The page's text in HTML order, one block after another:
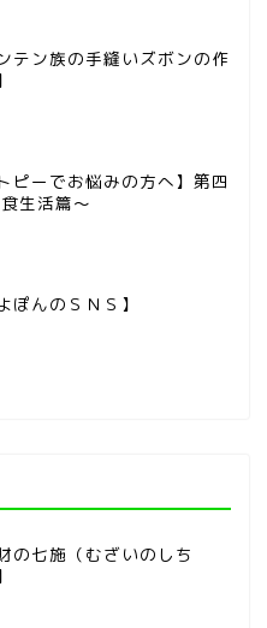
テン族の手縫いズボンの作
ピーでお悩みの方へ】第四
生活篇～
ぽんのＳＮＳ】
の七施（むざいのしち